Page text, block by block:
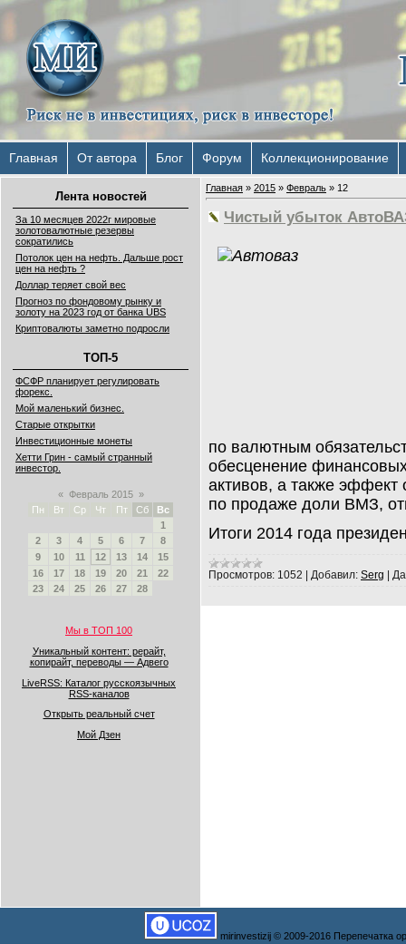
Главная От автора Блог Форум Коллекционирование
Лента новостей
За 10 месяцев 2022г мировые
золотовалютные резервы
сократились
Потолок цен на нефть. Дальше рост
цен на нефть ?
Доллар теряет свой вес
Прогноз по фондовому рынку и
золоту на 2023 год от банка UBS
Криптовалюты заметно подросли
ТОП-5
ФСФР планирует регулировать
форекс.
Мой маленький бизнес.
Старые открытки
Инвестиционные монеты
Хетти Грин - самый странный
инвестор.
« Февраль 2015 »
Пн
Вт Ср Чт Пт Сб
Вс
1
2
3 4 5 6 7
8
9
10 11 12 13 14
15
16
17 18 19 20 21
22
23
24 25 26 27 28
Мы в ТОП 100
Уникальный контент: рерайт,
копирайт, переводы — Адвего
LiveRSS: Каталог русскоязычных
RSS-каналов
Открыть реальный счет
Мой Дзен
Главная » 2015 » Февраль » 12
Чистый убыток
по валютным
обесценение
активов, а также эффект
по продаже доли ВМЗ,
Итоги 2014 года
Просмотров: 1052 Добавил: Serg
mirinvestizij © 2009-2016 Перепечатка